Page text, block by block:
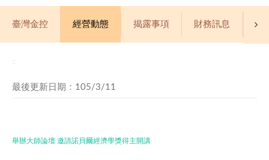
臺灣金控 經營動態 揭露事項 財務訊息 公
最後更新日期：105/3/11
舉辦大師論壇 邀請諾貝爾經濟學獎得主開講